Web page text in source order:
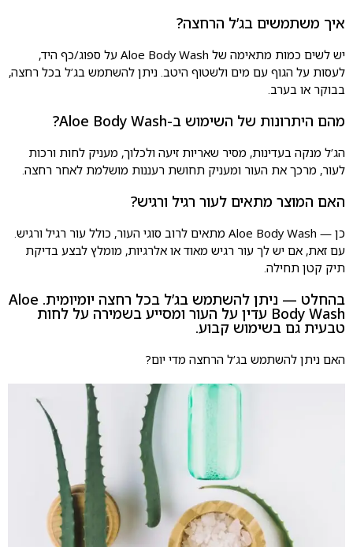
איך משתמשים בג’ל הרחצה?
יש לשים כמות מתאימה של Aloe Body Wash על ספוג/כף היד,
לעסות על הגוף עם מים ולשטוף היטב. ניתן להשתמש בג’ל בכל רחצה,
בבוקר או בערב.
מהם היתרונות של השימוש ב-Aloe Body Wash?
הג’ל מנקה בעדינות, מסיר שאריות זיעה ולכלוך, מעניק לחות ורכות
לעור, מרכך את העור ומעניק תחושת רעננות מושלמת לאחר רחצה.
האם המוצר מתאים לעור רגיל ורגיש?
כן — Aloe Body Wash מתאים לרוב סוגי העור, כולל עור רגיל ורגיש.
עם זאת, אם יש לך עור רגיש מאוד או אלרגיות, מומלץ לבצע בדיקת
תיק קטן תחילה.
בהחלט — ניתן להשתמש בג’ל בכל רחצה יומיומית. Aloe
Body Wash עדין על העור ומסייע בשמירה על לחות
טבעית גם בשימוש קבוע.
האם ניתן להשתמש בג’ל הרחצה מדי יום?